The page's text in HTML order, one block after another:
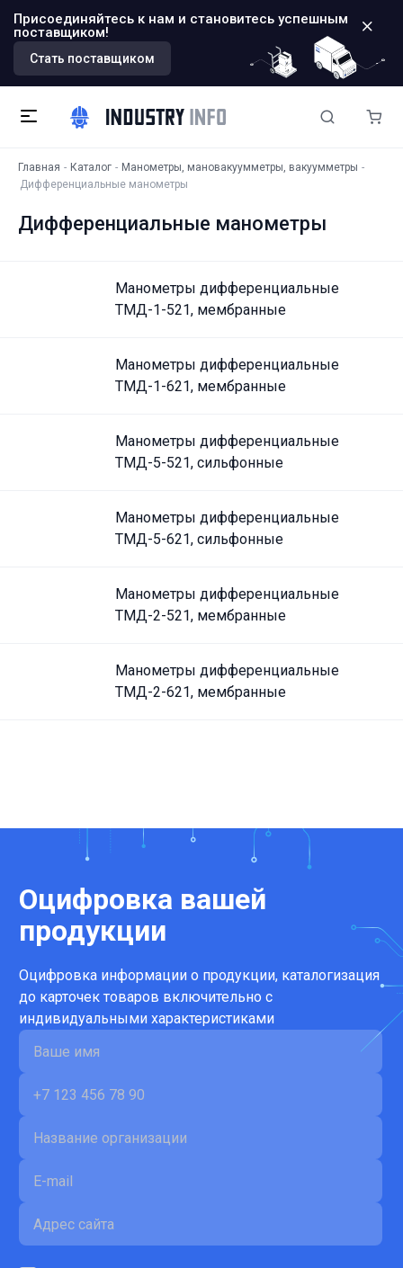
Присоединяйтесь к нам и становитесь успешным
поставщиком!
Стать поставщиком
Главная Каталог
Манометры, мановакуумметры, вакуумметры
Диффе­рен­ци­аль­ные манометры
Диффе­рен­ци­аль­ные манометры
Манометры дифференциальные
ТМД-1-521, мембранные
Манометры дифференциальные
ТМД-1-621, мембранные
Манометры дифференциальные
ТМД-5-521, сильфонные
Манометры дифференциальные
ТМД-5-621, сильфонные
Манометры дифференциальные
ТМД-2-521, мембранные
Манометры дифференциальные
ТМД-2-621, мембранные
Оцифровка вашей
продукции
Оцифровка информации о продукции, каталогизация
до карточек товаров включительно с
индивидуальными характеристиками